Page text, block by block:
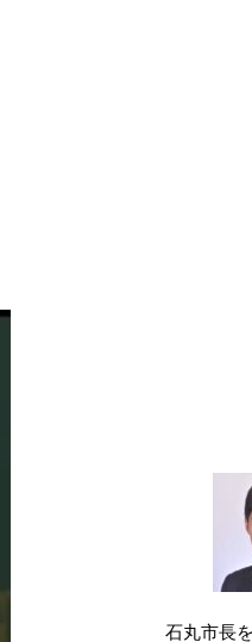
石丸市長